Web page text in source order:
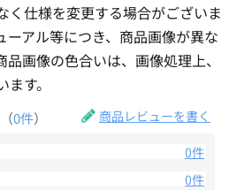
仕様を変更する場合がございま
ーアル等につき、商品画像が異な
画像の色合いは、画像処理上、
す。
（0件） 商品レビューを書く
0件
0件